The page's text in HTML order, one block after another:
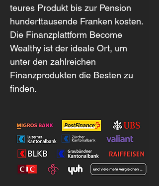
teures Produkt bis zur Pension
hunderttausende Franken kosten.
Die Finanzplattform Become
Wealthy ist der ideale Ort, um
unter den zahlreichen
Finanzprodukten die Besten zu
finden.